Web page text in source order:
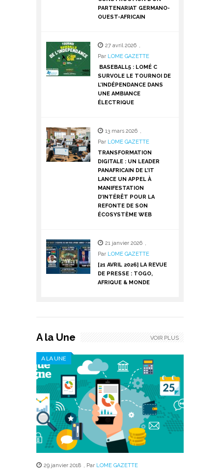
PARTENARIAT GERMANO-
OUEST-AFRICAIN
27 avril 2026 ,
Par LOME GAZETTE
BASEBALL5 : LOMÉ C
SURVOLE LE TOURNOI DE
L’INDÉPENDANCE DANS
UNE AMBIANCE
ÉLECTRIQUE
13 mars 2026 ,
Par LOME GAZETTE
TRANSFORMATION
DIGITALE : UN LEADER
PANAFRICAIN DE L’IT
LANCE UN APPEL À
MANIFESTATION
D’INTÉRÊT POUR LA
REFONTE DE SON
ÉCOSYSTÈME WEB
21 janvier 2026 ,
Par LOME GAZETTE
[21 AVRIL 2026] LA REVUE
DE PRESSE : TOGO,
AFRIQUE & MONDE
A la Une
A LA UNE
29 janvier 2018 , Par LOME GAZETTE
VOIR PLUS